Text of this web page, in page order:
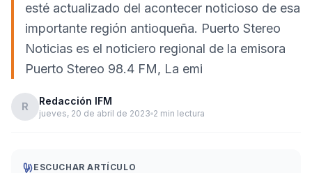
esté actualizado del acontecer noticioso de esa
importante región antioqueña. Puerto Stereo
Noticias es el noticiero regional de la emisora
Puerto Stereo 98.4 FM, La emi
R Redacción IFM
jueves, 20 de abril de 2023 2 min lectura
ESCUCHAR ARTÍCULO